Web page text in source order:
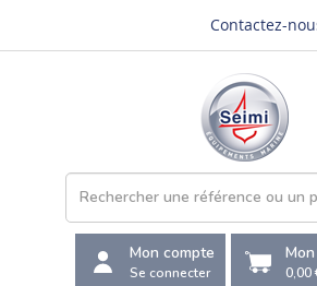
Contactez-
Mon compte
Se connecter 0,00